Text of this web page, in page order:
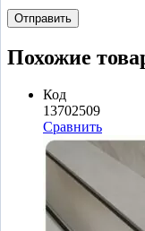
Похожие
Код
13702509
Сравнить